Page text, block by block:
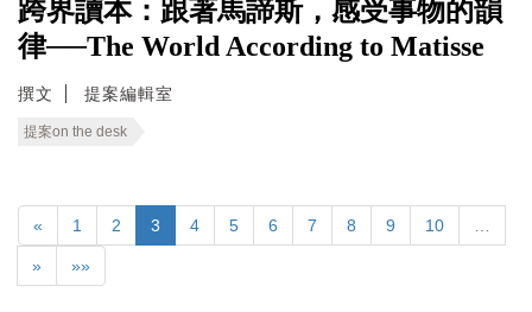
跨界讀本：跟著馬諦斯，感受事物的韻
律──The World According to Matisse
撰文 提案編輯室
提案on the desk
« 1 2 3 4 5 6 7 8 9 10
» »»